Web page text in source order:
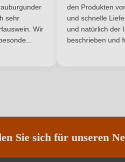
Rotwein
Nährwertangaben
sehr
Wir
den Produkten
und schnelle
und natürlich der
beschrieben und
Sie sich für unseren